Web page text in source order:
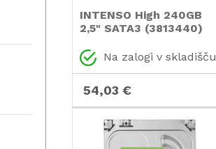
INTENSO High 240GB
2,5" SATA3 (3813440)
Na zalogi v skladišču
54,03 €